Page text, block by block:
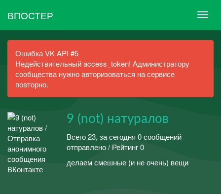
ВПОСТЕР
Ошибка VK API #5
Недействительный access_token! Администратору
сообщества нужно авторизоваться на сервисе
повторно.
9 (not) натуралов
Всего 23, за сегодня 0 сообщений
отправлено / Рейтинг 0
делаем смешные (и не очень) вещи